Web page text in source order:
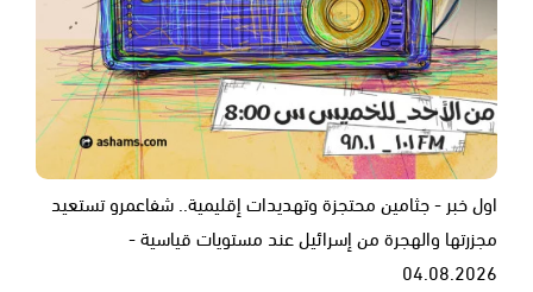
اول خبر - جثامين محتجزة وتهديدات إقليمية.. شفاعمرو تستعيد
مجزرتها والهجرة من إسرائيل عند مستويات قياسية -
04.08.2026